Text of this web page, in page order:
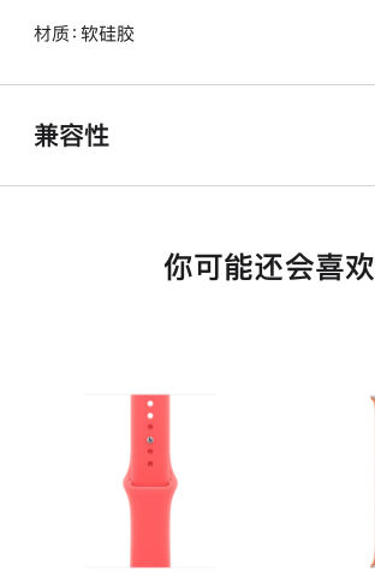
材质：软硅胶
兼容性
你可能还会喜欢